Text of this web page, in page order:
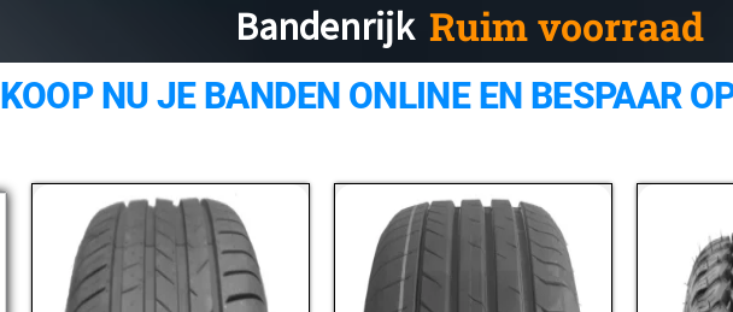
Bandenrijk
Ruim voorraad
Gratis verzending
KOOP NU JE BANDEN ONLINE EN BESPAAR